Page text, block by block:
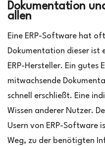
Dokumentation
allen
Eine ERP-Software hat
Dokumentation dieser ist
ERP-Hersteller. Ein gutes
mitwachsende
schnell erschließt. Eine
Wissen anderer Nutzer.
Usern von ERP-Software
Weg, zu der benötigten